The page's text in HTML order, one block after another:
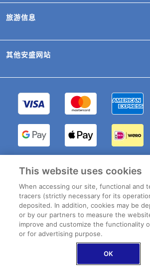
旅游信息
其他安盛网站
INTER PARTNER
ASSISTANCE 比利
时（AXA集团成
Régent 7, 1000 布
鲁塞尔, 比利时 –
INTER PARTNER
ASSISTANCE SA比
利时分公司，在法国
This website uses cookies
When accessing our site, functional and
tracers (strictly necessary for its
deposited. In addition, cookies may be
or by our partners to measure the
improve and customize the functionality
or for advertising purpose.
OK